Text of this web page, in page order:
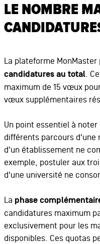
LE NOMBRE
La plateforme
candidatures au total.
maximum de 15 vœux
vœux supplémentaires
Un point essentiel à
différents parcours d'une
d'un établissement ne
exemple, postuler aux
d'une université ne
La phase
candidatures maximum
exclusivement pour les
disponibles. Ces quotas